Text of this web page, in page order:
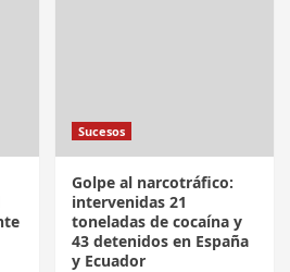
Sucesos
Golpe al narcotráfico:
intervenidas 21
toneladas de cocaína y
43 detenidos en España
y Ecuador